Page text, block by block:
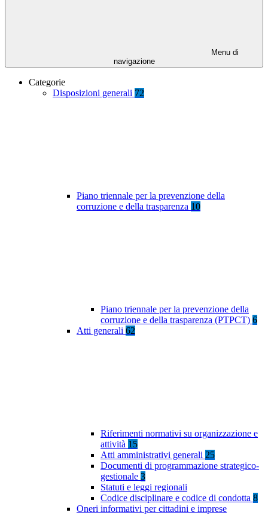
Menu di
navigazione
Categorie
Disposizioni generali 72
Piano triennale per la prevenzione della
corruzione e della trasparenza 10
Piano triennale per la prevenzione della
corruzione e della trasparenza (PTPCT) 6
Atti generali 62
Riferimenti normativi su organizzazione e
attività 15
Atti amministrativi generali 25
Documenti di programmazione strategico-
gestionale 3
Statuti e leggi regionali
Codice disciplinare e codice di condotta 8
Oneri informativi per cittadini e imprese